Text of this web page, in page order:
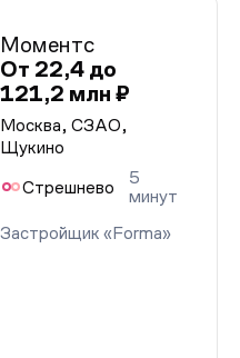
Моментс
От 22,4 до
121,2 млн ₽
Москва, СЗАО,
Щукино
Стрешнево
5
минут
Застройщик «Forma»